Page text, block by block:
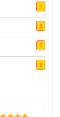
1
2
1
0